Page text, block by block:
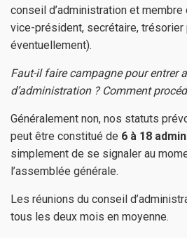
conseil d’administration et membre
vice-président, secrétaire, trésorier
éventuellement).
Faut-il faire campagne pour entrer
d’administration ? Comment
Généralement non, nos statuts
peut être constitué de 6 à 18
simplement de se signaler au
l’assemblée générale.
Les réunions du conseil
tous les deux mois en moyenne.